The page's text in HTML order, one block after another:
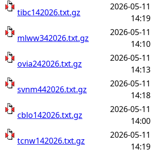
tibc142026.txt.gz
2026-05-11
14:19
mlww342026.txt.gz
2026-05-11
14:10
ovia242026.txt.gz
2026-05-11
14:13
svnm442026.txt.gz
2026-05-11
14:18
cblo142026.txt.gz
2026-05-11
14:00
tcnw142026.txt.gz
2026-05-11
14:19